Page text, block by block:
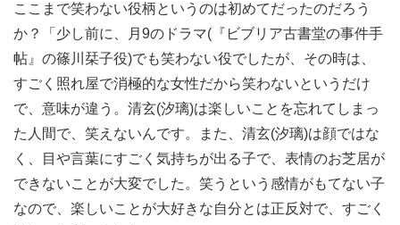
ここまで笑わない役柄というのは初めてだったのだろう
か？「少し前に、月9のドラマ(『ビブリア古書堂の事件手
帖』の篠川栞子役)でも笑わない役でしたが、その時は、
すごく照れ屋で消極的な女性だから笑わないというだけ
で、意味が違う。清玄(汐璃)は楽しいことを忘れてしまっ
た人間で、笑えないんです。また、清玄(汐璃)は顔ではな
く、目や言葉にすごく気持ちが出る子で、表情のお芝居が
できないことが大変でした。笑うという感情がもてない子
なので、楽しいことが大好きな自分とは正反対で、すごく